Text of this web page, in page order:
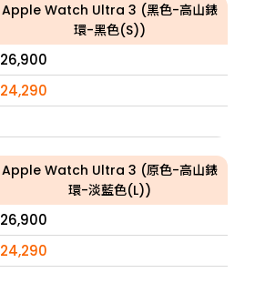
Apple Watch Ultra 3 (黑色-高山錶
環-黑色(S))
26,900
24,290
Apple Watch Ultra 3 (原色-高山錶
環-淡藍色(L))
26,900
24,290